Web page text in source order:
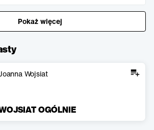
Pokaż więcej
Wojsiat
OGÓLNIE